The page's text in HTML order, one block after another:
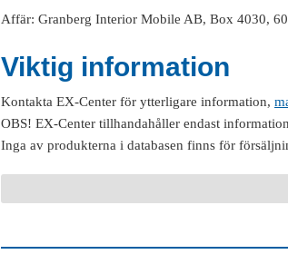
Affär: Granberg Interior Mobile AB, Box 4030,
Viktig information
Kontakta EX-Center för ytterligare information,
OBS! EX-Center tillhandahåller endast
Inga av produkterna i databasen finns för